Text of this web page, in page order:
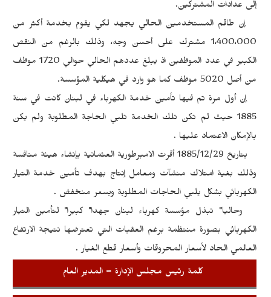
إلى عدادات المشتركين.
إن طاقم المستخدمين الحالي يجهد لكي يقوم بخدمة أكثر من
1،400،000 مشترك على أحسن وجه، وذلك بالرغم من النقص
الكبير في عدد الموظفين اذ يبلغ عددهم الحالي حوالي 1720 موظف
من أصل 5020 موظف كما هو وارد في هيكلية المؤسسة.
إن أول مرة تم فيها تأمين خدمة الكهرباء في لبنان كانت في سنة
1885 حيث لم تكن تلك الخدمة تلبي الحاجة المطلوبة ولم يكن
بالإمكان الاعتماد عليها .
بتاريخ 1885/12/29 أقرت الامبرطورية العثمانية بإنشاء هيئة منافسة
وذلك بغية امتلاك منشآت ومعامل إنتاج بهدف تأمين خدمة التيار
الكهربائي بشكل يلبي الحاجات المطلوبة وبسعر منخفض .
وحاليا" تبذل مؤسسة كهرباء لبنان جهدا" كبيرا" لتأمين التيار
الكهربائي بصورة منتظمة برغم العقبات التي تعترضها نتيجة الارتفاع
العالمي الحاد لأسعار المحروقات وأسعار قطع الغيار .
كلمة رئيس مجلس الإدارة – المدير العام